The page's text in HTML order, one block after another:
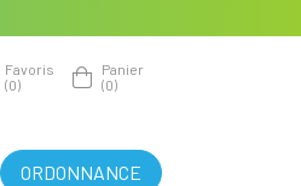
Favoris
(0)
Panier
(0)
ORDONNANCE